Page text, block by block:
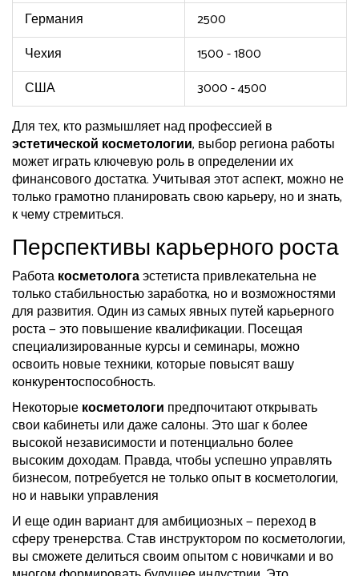
Германия
2500
Чехия
1500 - 1800
США
3000 - 4500
Для тех, кто размышляет над профессией в
эстетической косметологии, выбор региона работы
может играть ключевую роль в определении их
финансового достатка. Учитывая этот аспект, можно не
только грамотно планировать свою карьеру, но и знать,
к чему стремиться.
Перспективы карьерного роста
Работакосметологаэстетиста привлекательна не
только стабильностью заработка, но и возможностями
для развития. Один из самых явных путей карьерного
роста — это повышение квалификации. Посещая
специализированные курсы и семинары, можно
освоить новые техники, которые повысят вашу
конкурентоспособность.
Некоторыекосметологи предпочитают открывать
свои кабинеты или даже салоны. Это шаг к более
высокой независимости и потенциально более
высоким доходам. Правда, чтобы успешно управлять
бизнесом, потребуется не только опыт в косметологии,
но и навыки управления
И еще один вариант для амбициозных — переход в
сферу тренерства. Став инструктором по косметологии,
вы сможете делиться своим опытом с новичками и во